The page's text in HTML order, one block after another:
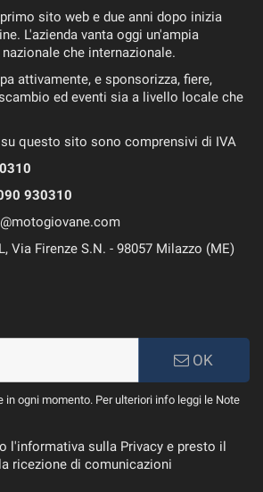
sito web e due anni dopo inizia
L'azienda vanta oggi un'ampia
che internazionale.
attivamente, e sponsorizza, fiere,
ed eventi sia a livello locale che
questo sito sono comprensivi di IVA
930310
Via Firenze S.N. - 98057 Milazzo (ME)
OK
in ogni momento. Per ulteriori info leggi le Note
l'informativa sulla Privacy e presto il
ricezione di comunicazioni